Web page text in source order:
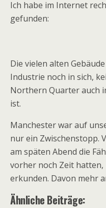
Ich habe im Internet
gefunden:
Die vielen alten
Industrie noch in sich,
Northern Quarter auch
ist.
Manchester war auf
nur ein Zwischenstopp.
am späten Abend die
vorher noch Zeit hatten,
erkunden. Davon mehr
Ähnliche Beiträge: